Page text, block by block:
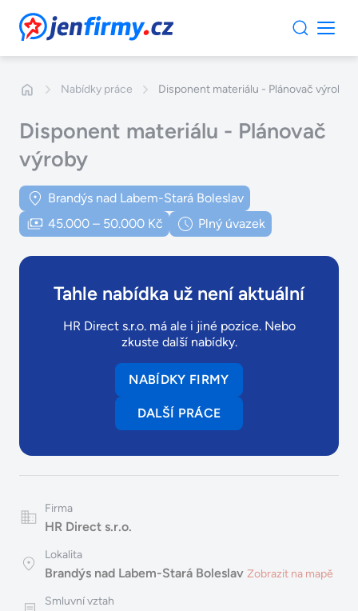
JenFirmy.cz
Nabídky práce Disponent materiálu - Plánovač výroby
Disponent materiálu - Plánovač
výroby
Brandýs nad Labem-Stará Boleslav
45.000 – 50.000 Kč
Plný úvazek
Tahle nabídka už není aktuální
HR Direct s.r.o. má ale i jiné pozice. Nebo
zkuste další nabídky.
NABÍDKY FIRMY
DALŠÍ PRÁCE
Firma
HR Direct s.r.o.
Lokalita
Brandýs nad Labem-Stará Boleslav Zobrazit na mapě
Smluvní vztah